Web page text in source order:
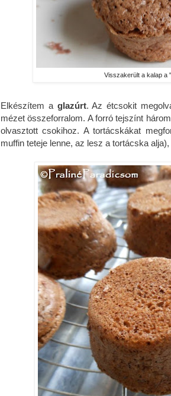
Visszakerült a kalap a
Elkészítem a glazúrt. Az étcsokit
mézet összeforralom. A forró tejszínt
olvasztott csokihoz. A tortácskákat
muffin teteje lenne, az lesz a tortácska